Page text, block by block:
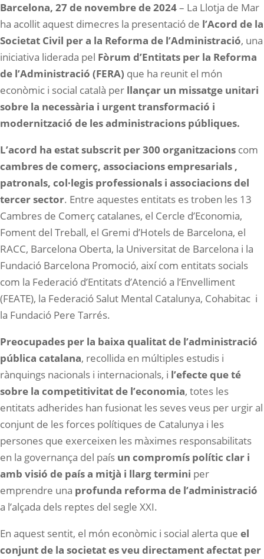
Barcelona, 27 de novembre de 2024– La Llotja de Mar
ha acollit aquest dimecres la presentació de l’Acord de la
Societat Civil per a la Reforma de l’Administració, una
iniciativa liderada pel Fòrum d’Entitats per la Reforma
de l’Administració (FERA) que ha reunit el món
econòmic i social català per llançar un missatge unitari
sobre la necessària i urgent transformació i
modernització de les administracions públiques.
L’acord ha estat subscrit per 300 organitzacions com
cambres de comerç, associacions empresarials ,
patronals, col·legis professionals i associacions del
tercer sector. Entre aquestes entitats es troben les 13
Cambres de Comerç catalanes, el Cercle d’Economia,
Foment del Treball, el Gremi d’Hotels de Barcelona, el
RACC, Barcelona Oberta, la Universitat de Barcelona i la
Fundació Barcelona Promoció, així com entitats socials
com la Federació d’Entitats d’Atenció a l’Envelliment
(FEATE), la Federació Salut Mental Catalunya, Cohabitac i
la Fundació Pere Tarrés.
Preocupades per la baixa qualitat de l’administració
pública catalana, recollida en múltiples estudis i
rànquings nacionals i internacionals, i l’efecte que té
sobre la competitivitat de l’economia, totes les
entitats adherides han fusionat les seves veus per urgir al
conjunt de les forces polítiques de Catalunya i les
persones que exerceixen les màximes responsabilitats
en la governança del país un compromís polític clar i
amb visió de país a mitjà i llarg termini per
emprendre una profunda reforma de l’administració
a l’alçada dels reptes del segle XXI.
En aquest sentit, el món econòmic i social alerta que el
conjunt de la societat es veu directament afectat per